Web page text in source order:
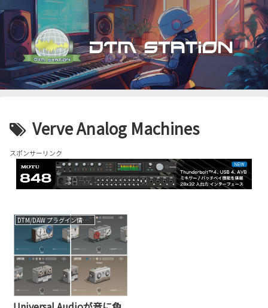
Verve Analog Machines
スポンサーリンク
DTM/DAW プラグイン情報（VST AU AAX）